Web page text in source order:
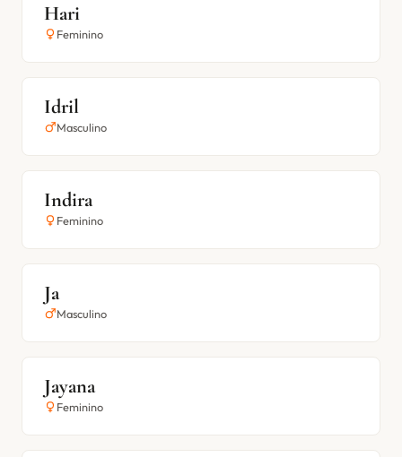
Hari
Feminino
Idril
Masculino
Indira
Feminino
Ja
Masculino
Jayana
Feminino